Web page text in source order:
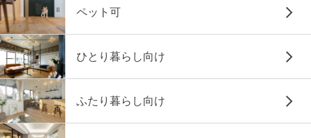
ペット可
ひとり暮らし向け
ふたり暮らし向け